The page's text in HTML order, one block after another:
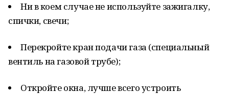
Ни в коем случае не используйте зажигалку,
спички, свечи;
Перекройте кран подачи газа (специальный
вентиль на газовой трубе);
Откройте окна, лучше всего устроить